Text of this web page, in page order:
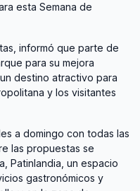
esta Semana de
informó que parte de
para su mejora
destino atractivo para
y los visitantes
a domingo con todas las
las propuestas se
Patinlandia, un espacio
gastronómicos y